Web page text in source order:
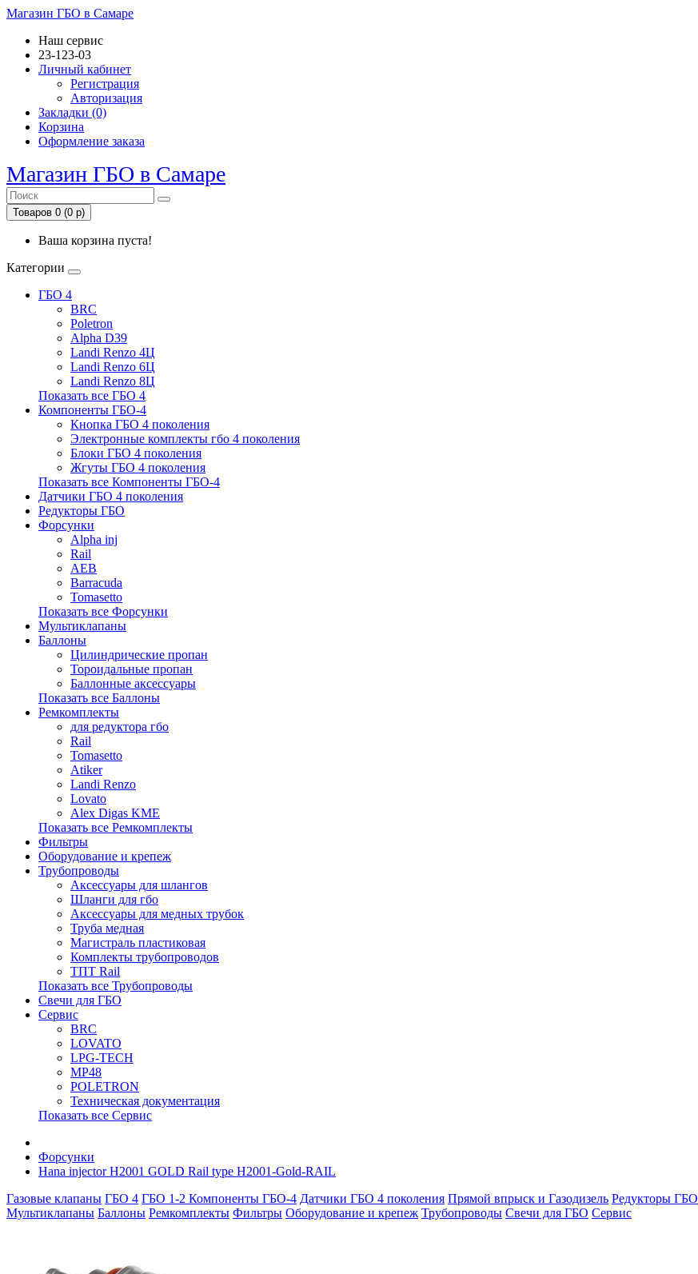
Магазин ГБО в Самаре
Наш сервис
23-123-03
Личный кабинет
Регистрация
Авторизация
Закладки (0)
Корзина
Оформление заказа
Магазин ГБО в Самаре
Товаров 0 (0 р)
Ваша корзина пуста!
Категории
ГБО 4
BRC
Poletron
Alpha D39
Landi Renzo 4Ц
Landi Renzo 6Ц
Landi Renzo 8Ц
Показать все ГБО 4
Компоненты ГБО-4
Кнопка ГБО 4 поколения
Электронные комплекты гбо 4 поколения
Блоки ГБО 4 поколения
Жгуты ГБО 4 поколения
Показать все Компоненты ГБО-4
Датчики ГБО 4 поколения
Редукторы ГБО
Форсунки
Alpha inj
Rail
AEB
Barracuda
Tomasetto
Показать все Форсунки
Мультиклапаны
Баллоны
Цилиндрические пропан
Тороидальные пропан
Баллонные аксессуары
Показать все Баллоны
Ремкомплекты
для редуктора гбо
Rail
Tomasetto
Atiker
Landi Renzo
Lovato
Alex Digas KME
Показать все Ремкомплекты
Фильтры
Оборудование и крепеж
Трубопроводы
Аксессуары для шлангов
Шланги для гбо
Аксессуары для медных трубок
Труба медная
Магистраль пластиковая
Комплекты трубопроводов
ТПТ Rail
Показать все Трубопроводы
Свечи для ГБО
Сервис
BRC
LOVATO
LPG-TECH
MP48
POLETRON
Техническая документация
Показать все Сервис
Форсунки
Hana injector H2001 GOLD Rail type H2001-Gold-RAIL
Газовые клапаны ГБО 4 ГБО 1-2 Компоненты ГБО-4 Датчики ГБО 4 поколения Прямой впрыск и Газодизель Редукторы ГБО
Мультиклапаны Баллоны Ремкомплекты Фильтры Оборудование и крепеж Трубопроводы Свечи для ГБО Сервис